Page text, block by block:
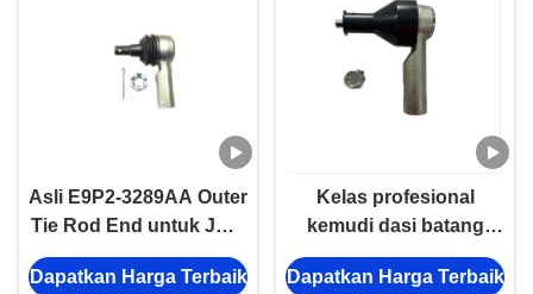
Asli E9P2-3289AA Outer
Tie Rod End untuk JMC
Yusheng S350 / Yuhu
N350 / N351
Dapatkan Harga Terbaik
Kelas profesional
kemudi dasi batang
akhir
Dapatkan Harga Terbaik